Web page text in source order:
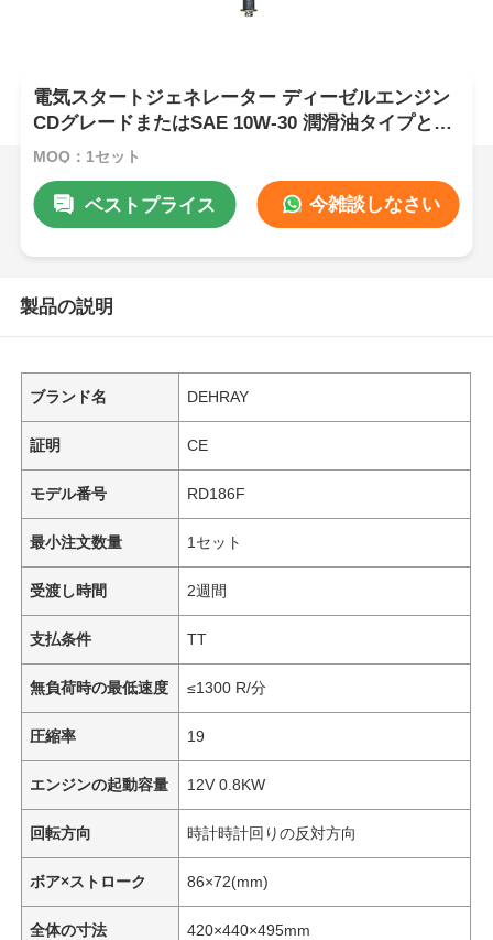
電気スタートジェネレーター ディーゼルエンジン
CDグレードまたはSAE 10W-30 潤滑油タイプと燃
料消費量2751 / 3000 g kW h r min
MOQ：1セット
ベストプライス 今雑談しなさい
製品の説明
ブランド名 DEHRAY
証明 CE
モデル番号 RD186F
最小注文数量 1セット
受渡し時間 2週間
支払条件 TT
無負荷時の最低速度 ≤1300 R/分
圧縮率 19
エンジンの起動容量 12V 0.8KW
回転方向 時計時計回りの反対方向
ボア×ストローク 86×72(mm)
全体の寸法 420×440×495mm